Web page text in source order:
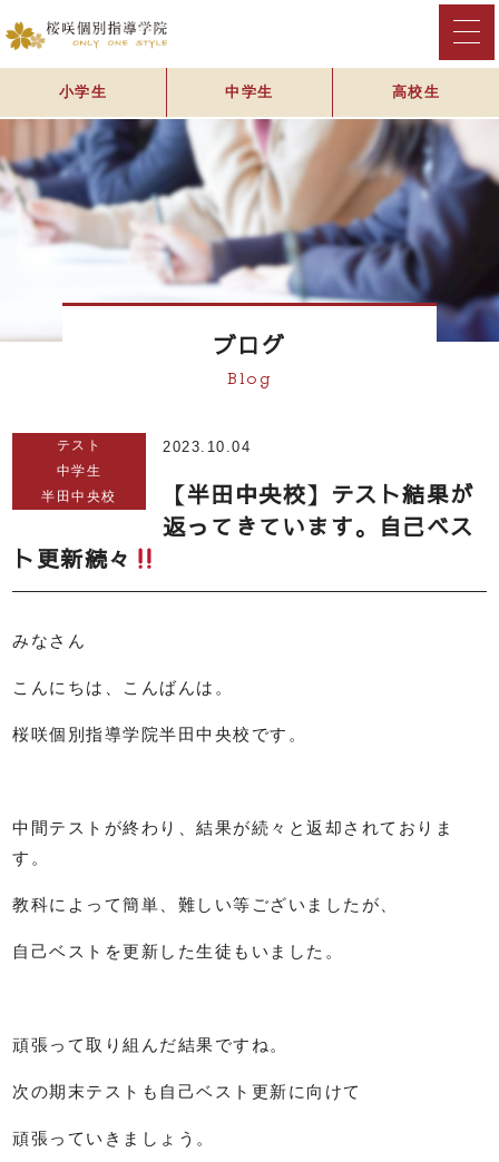
小学生 中学生 高校生
ブログ
Blog
テスト
中学生
半田中央校
2023.10.04
【半田中央校】テスト結果が
返ってきています。自己ベス
ト更新続々
みなさん
こんにちは、こんばんは。
桜咲個別指導学院半田中央校です。
中間テストが終わり、結果が続々と返却されておりま
す。
教科によって簡単、難しい等ございましたが、
自己ベストを更新した生徒もいました。
頑張って取り組んだ結果ですね。
次の期末テストも自己ベスト更新に向けて
頑張っていきましょう。